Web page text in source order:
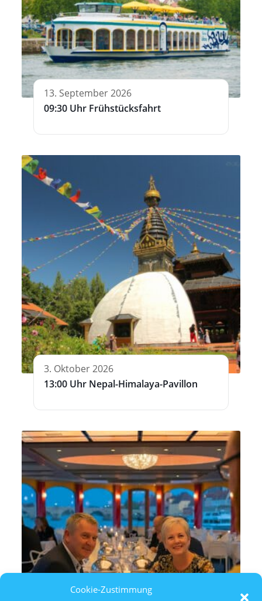
Cookie-Zustimmung
13. September 2026
09:30 Uhr Frühstücksfahrt
3. Oktober 2026
13:00 Uhr Nepal-Himalaya-Pavillon